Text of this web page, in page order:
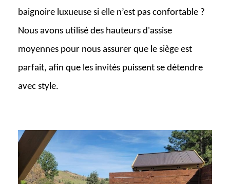
baignoire luxueuse si elle n’est pas confortable ?
Nous avons utilisé des hauteurs d'assise
moyennes pour nous assurer que le siège est
parfait, afin que les invités puissent se détendre
avec style.